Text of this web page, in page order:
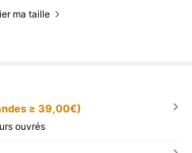
ma taille
≥ 39,00€)
ouvrés